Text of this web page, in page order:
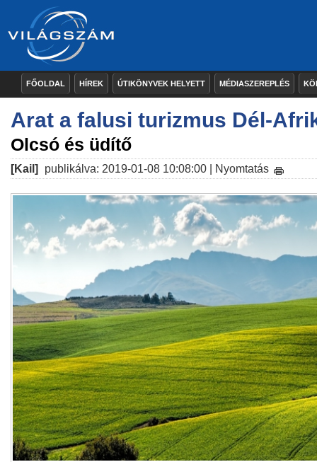
FŐOLDAL HÍREK ÚTIKÖNYVEK HELYETT MÉDIASZEREPLÉS
Arat a falusi turizmus Dél-
Olcsó és üdítő
[Kail] publikálva: 2019-01-08 10:08:00 | Nyomtatás